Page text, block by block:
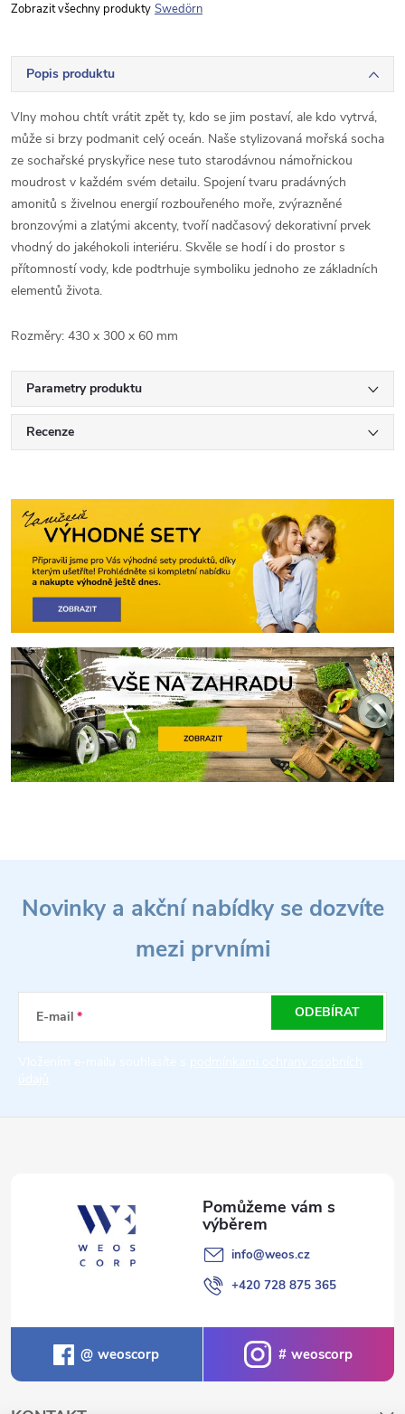
Swedörn
Popis produktu
Vlny mohou chtít vrátit zpět ty, kdo se jim postaví, ale kdo vytrvá,
může si brzy podmanit celý oceán. Naše stylizovaná mořská socha
ze sochařské pryskyřice nese tuto starodávnou námořnickou
moudrost v každém svém detailu. Spojení tvaru pradávných
amonitů s živelnou energií rozbouřeného moře, zvýrazněné
bronzovými a zlatými akcenty, tvoří nadčasový dekorativní prvek
vhodný do jakéhokoli interiéru. Skvěle se hodí i do prostor s
přítomností vody, kde podtrhuje symboliku jednoho ze základních
elementů života.
Rozměry: 430 x 300 x 60 mm
Parametry produktu
Recenze
í
Novinky a akční nabídky se dozvíte
mezi prvními
E-mail ODEBÍRAT
info@weos.cz
+420 728 875 365
weoscorp weoscorp